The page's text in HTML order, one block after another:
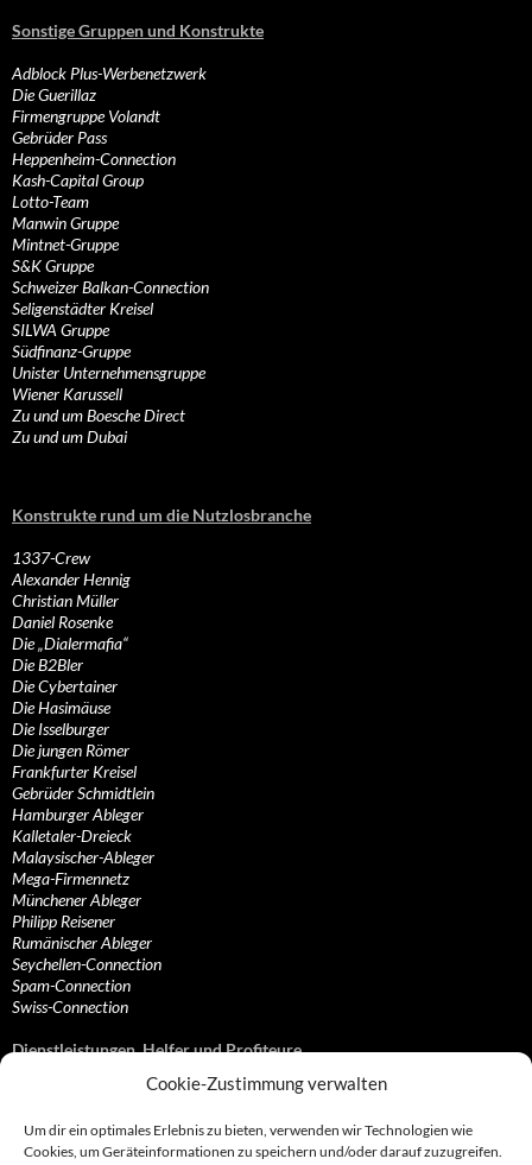
Cookie-Zustimmung verwalten
Um dir ein optimales Erlebnis zu bieten, verwenden wir Technologien wie
Cookies, um Geräteinformationen zu speichern und/oder darauf zuzugreifen.
Sonstige Gruppen und Konstrukte
Adblock Plus-Werbenetzwerk
Die Guerillaz
Firmengruppe Volandt
Gebrüder Pass
Heppenheim-Connection
Kash-Capital Group
Lotto-Team
Manwin Gruppe
Mintnet-Gruppe
S&K Gruppe
Schweizer Balkan-Connection
Seligenstädter Kreisel
SILWA Gruppe
Südfinanz-Gruppe
Unister Unternehmensgruppe
Wiener Karussell
Zu und um Boesche Direct
Zu und um Dubai
Konstrukte rund um die Nutzlosbranche
1337-Crew
Alexander Hennig
Christian Müller
Daniel Rosenke
Die „Dialermafia“
Die B2Bler
Die Cybertainer
Die Hasimäuse
Die Isselburger
Die jungen Römer
Frankfurter Kreisel
Gebrüder Schmidtlein
Hamburger Ableger
Kalletaler-Dreieck
Malaysischer-Ableger
Mega-Firmennetz
Münchener Ableger
Philipp Reisener
Rumänischer Ableger
Seychellen-Connection
Spam-Connection
Swiss-Connection
Dienstleistungen, Helfer und Profiteure
Anonymisierungsdienste, VPN- und Web-Proxy…
Bezahlsysteme, Finanzdienstleister und…
Bürodienstleister, Firmengründer- und/oder…